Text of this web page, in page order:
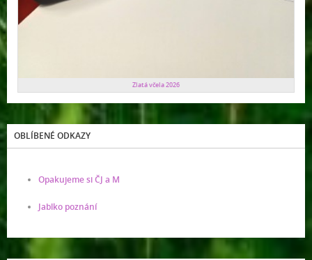
Zlatá včela 2026
OBLÍBENÉ ODKAZY
Opakujeme si ČJ a M
Jablko poznání